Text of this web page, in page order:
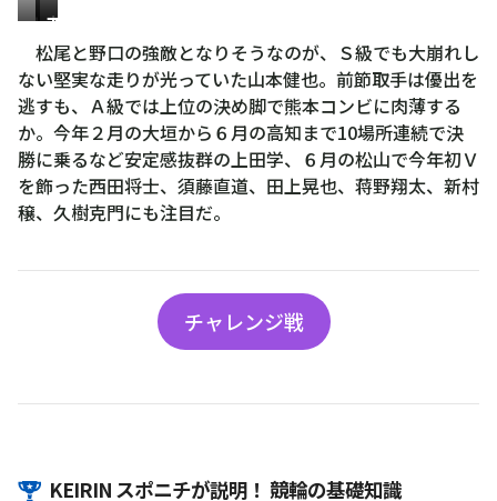
山
本
健
也
上
田
学
西
田
将
士
松尾と野口の強敵となりそうなのが、Ｓ級でも大崩れし
ない堅実な走りが光っていた山本健也。前節取手は優出を
逃すも、Ａ級では上位の決め脚で熊本コンビに肉薄する
か。今年２月の大垣から６月の高知まで10場所連続で決
勝に乗るなど安定感抜群の上田学、６月の松山で今年初Ｖ
を飾った西田将士、須藤直道、田上晃也、蒋野翔太、新村
穣、久樹克門にも注目だ。
チャレンジ戦
KEIRIN スポニチが説明！ 競輪の基礎知識